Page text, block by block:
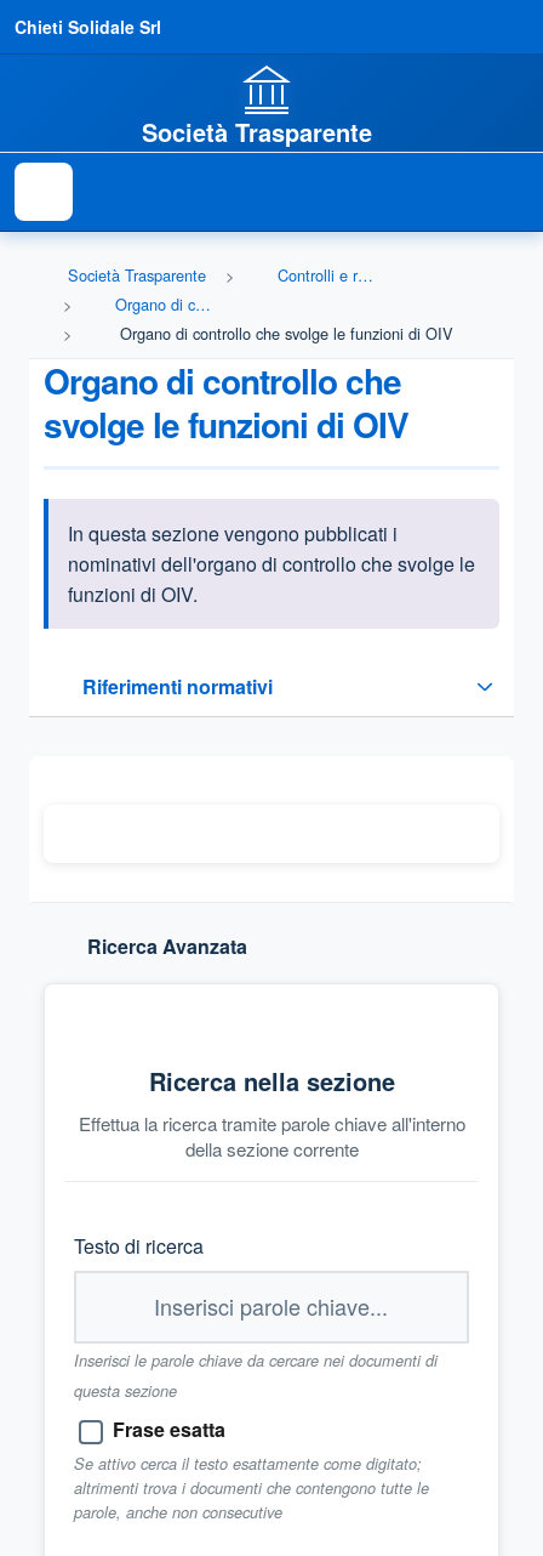
Chieti Solidale Srl
Società Trasparente
Società Trasparente
Controlli e rilievi sull'amministrazione
Organo di controllo che svolge le funzioni di OIV
Organo di controllo che svolge le funzioni di OIV
Organo di controllo che
svolge le funzioni di OIV
Informazioni introduttive
In questa sezione vengono pubblicati i
nominativi dell'organo di controllo che svolge le
funzioni di OIV.
Riferimenti normativi
Sezione compressa
Ricerca Avanzata
Ricerca nella sezione
Effettua la ricerca tramite parole chiave all'interno
della sezione corrente
Testo di ricerca
Inserisci le parole chiave da cercare nei documenti di
questa sezione
Frase esatta
Se attivo cerca il testo esattamente come digitato;
altrimenti trova i documenti che contengono tutte le
parole, anche non consecutive